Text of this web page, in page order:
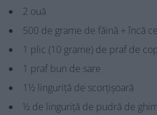
2 ouă
500 de grame de făină + încă
1 plic (10 grame) de praf de
1 praf bun de sare
1½ linguriță de scorțișoară
½ de linguriță de pudră de